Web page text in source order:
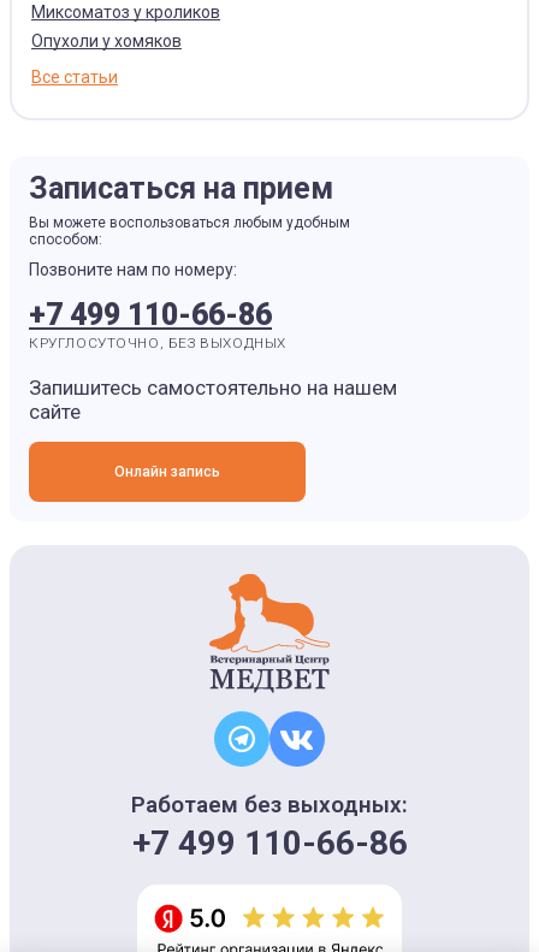
Миксоматоз у кроликов
Опухоли у хомяков
Все статьи
Записаться на прием
Вы можете воспользоваться любым удобным
способом:
Позвоните нам по номеру:
+7 499 110-66-86
КРУГЛОСУТОЧНО, БЕЗ ВЫХОДНЫХ
Запишитесь самостоятельно на нашем
сайте
Онлайн запись
Работаем без выходных:
+7 499 110-66-86